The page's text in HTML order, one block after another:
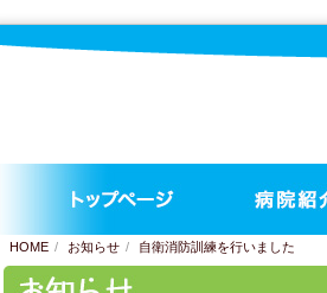
HOME お知らせ 自衛消防訓練を行いました